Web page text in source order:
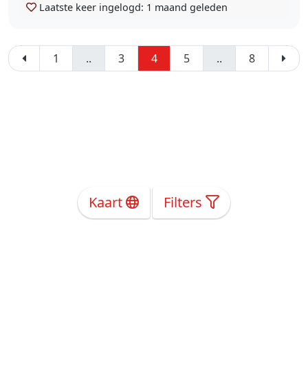
Laatste keer ingelogd: 1 maand geleden
1 .. 3 4 5 .. 8
Kaart Filters